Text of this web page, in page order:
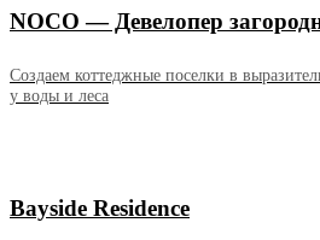
NOCO — Девелопер
Создаем коттеджные поселки в
у воды и леса
Bayside Residence